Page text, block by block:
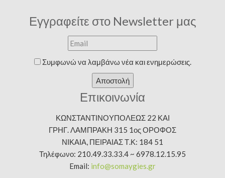
Εγγραφείτε στο Newsletter μας
Συμφωνώ να λαμβάνω νέα και ενημερώσεις.
Αποστολή
Επικοινωνία
ΚΩΝΣΤΑΝΤΙΝΟΥΠΟΛΕΩΣ 22 ΚΑΙ
ΓΡΗΓ. ΛΑΜΠΡΑΚΗ 315 1ος ΟΡΟΦΟΣ
ΝΙΚΑΙΑ, ΠΕΙΡΑΙΑΣ Τ.Κ: 184 51
Τηλέφωνο: 210.49.33.33.4 ~ 6978.12.15.95
Email: info@somaygies.gr